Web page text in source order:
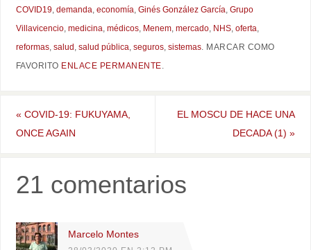
COVID19, demanda, economía, Ginés González García, Grupo
Villavicencio, medicina, médicos, Menem, mercado, NHS, oferta,
reformas, salud , salud pública, seguros, sistemas. MARCAR COMO
FAVORITO ENLACE PERMANENTE.
« COVID-19: FUKUYAMA,
ONCE AGAIN
EL MOSCU DE HACE UNA
DECADA (1)»
21 comentarios
Marcelo Montes